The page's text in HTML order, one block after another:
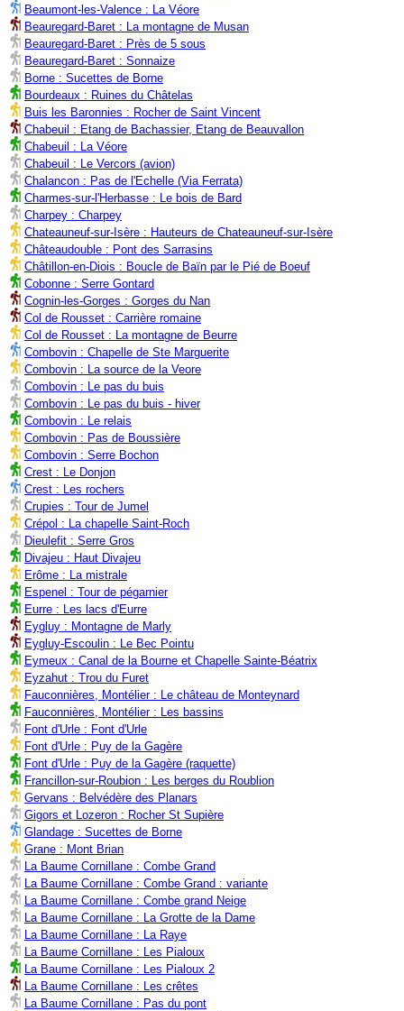
Beaumont-les-Valence : La Véore
Beauregard-Baret : La montagne de Musan
Beauregard-Baret : Près de 5 sous
Beauregard-Baret : Sonnaize
Borne : Sucettes de Borne
Bourdeaux : Ruines du Châtelas
Buis les Baronnies : Rocher de Saint Vincent
Chabeuil : Etang de Bachassier, Etang de Beauvallon
Chabeuil : La Véore
Chabeuil : Le Vercors (avion)
Chalancon : Pas de l'Echelle (Via Ferrata)
Charmes-sur-l'Herbasse : Le bois de Bard
Charpey : Charpey
Chateauneuf-sur-Isère : Hauteurs de Chateauneuf-sur-Isère
Châteaudouble : Pont des Sarrasins
Châtillon-en-Diois : Boucle de Baïn par le Pié de Boeuf
Cobonne : Serre Gontard
Cognin-les-Gorges : Gorges du Nan
Col de Rousset : Carrière romaine
Col de Rousset : La montagne de Beurre
Combovin : Chapelle de Ste Marguerite
Combovin : La source de la Veore
Combovin : Le pas du buis
Combovin : Le pas du buis - hiver
Combovin : Le relais
Combovin : Pas de Boussière
Combovin : Serre Bochon
Crest : Le Donjon
Crest : Les rochers
Crupies : Tour de Jumel
Crépol : La chapelle Saint-Roch
Dieulefit : Serre Gros
Divajeu : Haut Divajeu
Erôme : La mistrale
Espenel : Tour de pégarnier
Eurre : Les lacs d'Eurre
Eygluy : Montagne de Marly
Eygluy-Escoulin : Le Bec Pointu
Eymeux : Canal de la Bourne et Chapelle Sainte-Béatrix
Eyzahut : Trou du Furet
Fauconnières, Montélier : Le château de Monteynard
Fauconnières, Montélier : Les bassins
Font d'Urle : Font d'Urle
Font d'Urle : Puy de la Gagère
Font d'Urle : Puy de la Gagère (raquette)
Francillon-sur-Roubion : Les berges du Roublion
Gervans : Belvédère des Planars
Gigors et Lozeron : Rocher St Supière
Glandage : Sucettes de Borne
Grane : Mont Brian
La Baume Cornillane : Combe Grand
La Baume Cornillane : Combe Grand : variante
La Baume Cornillane : Combe grand Neige
La Baume Cornillane : La Grotte de la Dame
La Baume Cornillane : La Raye
La Baume Cornillane : Les Pialoux
La Baume Cornillane : Les Pialoux 2
La Baume Cornillane : Les crêtes
La Baume Cornillane : Pas du pont